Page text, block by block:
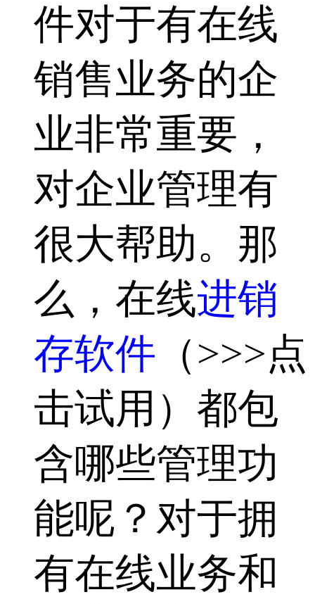
件对于有在线
销售业务的企
业非常重要，
对企业管理有
很大帮助。那
么，在线进销
存软件 （>>>点
击试用）都包
含哪些管理功
能呢？对于拥
有在线业务和